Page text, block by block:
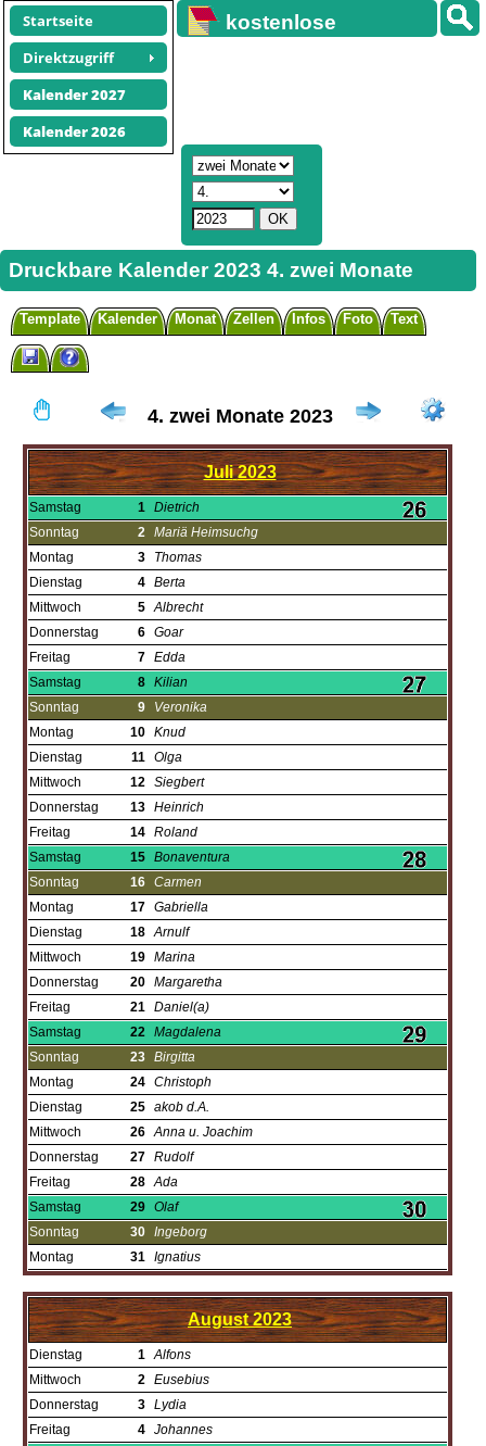
Startseite
Direktzugriff
Kalender 2027
Kalender 2026
kostenlose
Druckbare Kalender 2023 4. zwei Monate
Template Kalender Monat Zellen Infos Foto Text
4. zwei Monate 2023
Juli 2023
Samstag 1 Dietrich
Sonntag
2 Mariä Heimsuchg
Montag
3
Thomas
Dienstag
4 Berta
Mittwoch
5 Albrecht
Donnerstag
6 Goar
Freitag
7 Edda
Samstag
8 Kilian
Sonntag
9
Veronika
Montag
10 Knud
Dienstag
11 Olga
Mittwoch
12 Siegbert
Donnerstag
13 Heinrich
Freitag
14 Roland
Samstag
15 Bonaventura
Sonntag
16 Carmen
Montag
17 Gabriella
Dienstag
18 Arnulf
Mittwoch
19 Marina
Donnerstag
20 Margaretha
Freitag
21 Daniel(a)
Samstag
22 Magdalena
Sonntag
23 Birgitta
Montag
24 Christoph
Dienstag
25 akob d.Ä.
Mittwoch
26 Anna u. Joachim
Donnerstag
27 Rudolf
Freitag
28 Ada
Samstag
29 Olaf
Sonntag
30 Ingeborg
Montag
31 Ignatius
August 2023
Dienstag 1 Alfons
Mittwoch
2 Eusebius
Donnerstag
3 Lydia
Freitag
4 Johannes